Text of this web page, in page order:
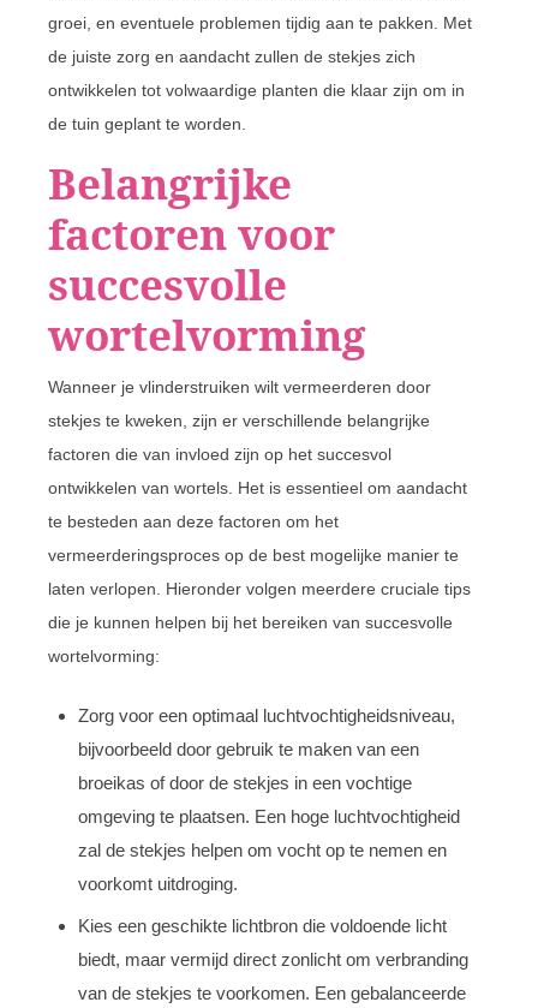
groei, en eventuele problemen tijdig aan te pakken. Met
de juiste zorg en aandacht zullen de stekjes zich
ontwikkelen tot volwaardige planten die klaar zijn om in
de tuin geplant te worden.
Belangrijke
factoren voor
succesvolle
wortelvorming
Wanneer je vlinderstruiken wilt vermeerderen door
stekjes te kweken, zijn er verschillende belangrijke
factoren die van invloed zijn op het succesvol
ontwikkelen van wortels. Het is essentieel om aandacht
te besteden aan deze factoren om het
vermeerderingsproces op de best mogelijke manier te
laten verlopen. Hieronder volgen meerdere cruciale tips
die je kunnen helpen bij het bereiken van succesvolle
wortelvorming:
Zorg voor een optimaal luchtvochtigheidsniveau,
bijvoorbeeld door gebruik te maken van een
broeikas of door de stekjes in een vochtige
omgeving te plaatsen. Een hoge luchtvochtigheid
zal de stekjes helpen om vocht op te nemen en
voorkomt uitdroging.
Kies een geschikte lichtbron die voldoende licht
biedt, maar vermijd direct zonlicht om verbranding
van de stekjes te voorkomen. Een gebalanceerde